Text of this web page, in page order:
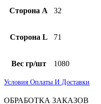
Сторона А 32
Сторона L 71
Вес гр/шт 1080
Условия Оплаты И Доставки
ОБРАБОТКА ЗАКАЗОВ